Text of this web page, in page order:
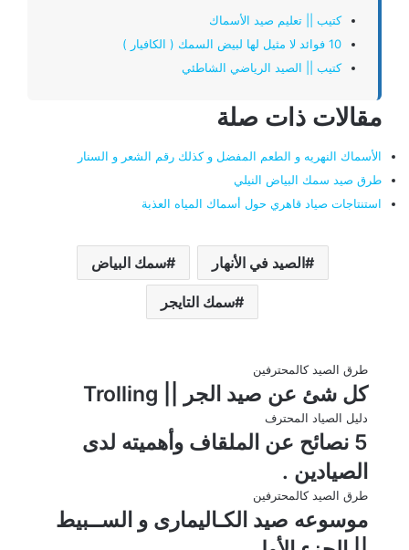
كتيب || تعليم صيد الأسماك
10 فوائد لا مثيل لها لبيض السمك ( الكافيار )
كتيب || الصيد الرياضي الشاطئي
مقالات ذات صلة
الأسماك النهريه و الطعم المفضل و كذلك رقم الشعر و السنار
طرق صيد سمك البياض النيلي
استنتاجات صياد قاهري حول أسماك المياه العذبة
الصيد في الأنهار سمك البياض
سمك التايجر
طرق الصيد كالمحترفين
كل شئ عن صيد الجر || Trolling
دليل الصياد المحترف
5 نصائح عن الملقاف وأهميته لدى
الصيادين .
طرق الصيد كالمحترفين
موسوعه صيد الكـاليمارى و الســبيط